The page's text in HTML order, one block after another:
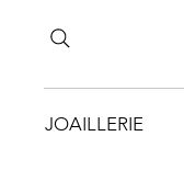
JOAILLERIE